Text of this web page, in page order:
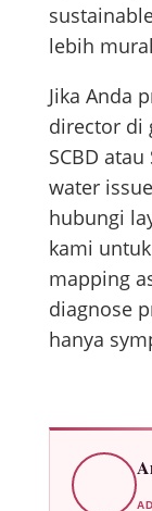
lebih
Jika Anda
director di
SCBD
water
hubungi
kami
mapping
diagnose
hanya